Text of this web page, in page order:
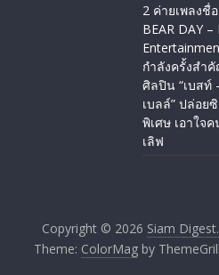
2 ค่ายเพลงชื่
BEAR DAY –
กำลังครั้งสำ
ศิลปิน “เบสท์
เบลล์” ปล่อยซิ
พิเศษ เอาใจ
เลิฟ
Copyright © 2026 Siam
Theme: ColorMagby